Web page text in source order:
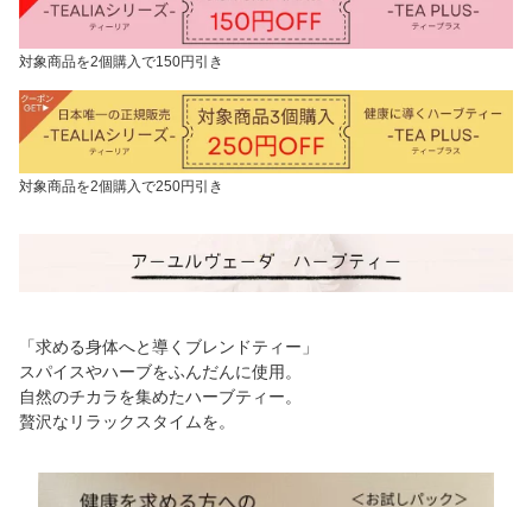
対象商品を2個購入で150円引き
対象商品を2個購入で250円引き
「求める身体へと導くブレンドティー」
スパイスやハーブをふんだんに使用。
自然のチカラを集めたハーブティー。
贅沢なリラックスタイムを。